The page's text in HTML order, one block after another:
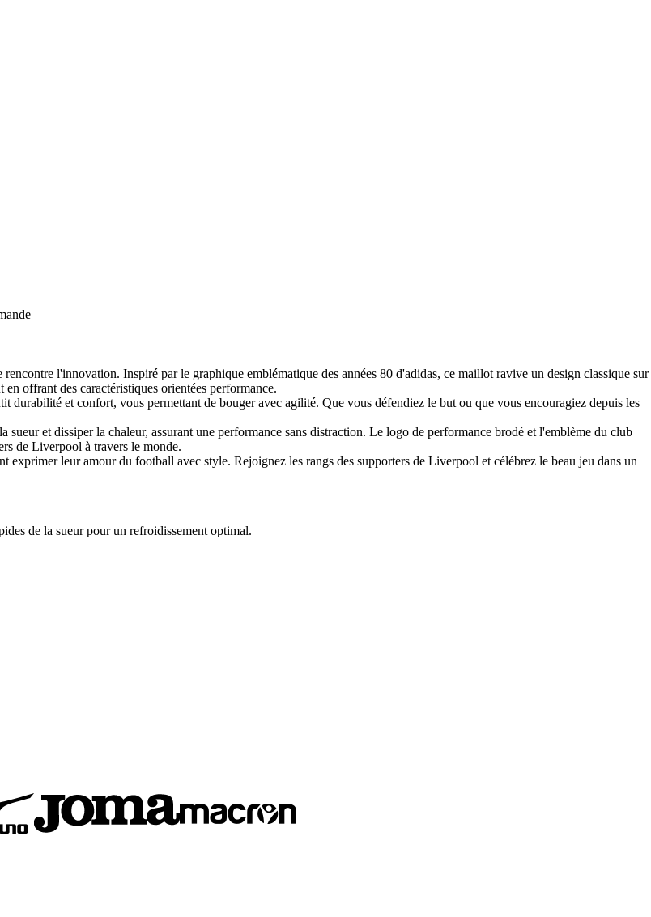
l'innovation. Inspiré par le graphique emblématique des années 80 d'adidas, ce maillot ravive un design classique sur
offrant des caractéristiques orientées performance.
et confort, vous permettant de bouger avec agilité. Que vous défendiez le but ou que vous encouragiez depuis les
et dissiper la chaleur, assurant une performance sans distraction. Le logo de performance brodé et l'emblème du club
de Liverpool à travers le monde.
leur amour du football avec style. Rejoignez les rangs des supporters de Liverpool et célébrez le beau jeu dans un
de la sueur pour un refroidissement optimal.